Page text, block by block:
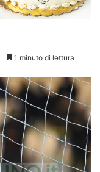
1 minuto di lettura